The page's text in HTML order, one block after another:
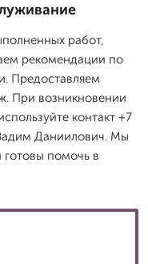
работ,
рекомендации по
Предоставляем
При возникновении
контакт +7
Даниилович. Мы
помочь в